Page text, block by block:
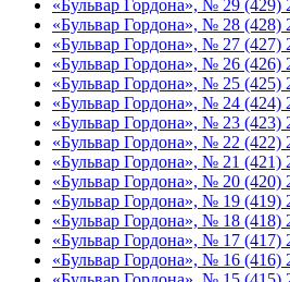
«Бульвар Гордона», № 29 (429)
«Бульвар Гордона», № 28 (428)
«Бульвар Гордона», № 27 (427)
«Бульвар Гордона», № 26 (426)
«Бульвар Гордона», № 25 (425)
«Бульвар Гордона», № 24 (424)
«Бульвар Гордона», № 23 (423)
«Бульвар Гордона», № 22 (422)
«Бульвар Гордона», № 21 (421)
«Бульвар Гордона», № 20 (420)
«Бульвар Гордона», № 19 (419)
«Бульвар Гордона», № 18 (418)
«Бульвар Гордона», № 17 (417)
«Бульвар Гордона», № 16 (416)